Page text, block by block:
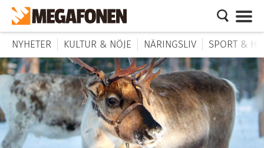
NYHETER KULTUR & NÖJE NÄRINGSLIV SPORT &